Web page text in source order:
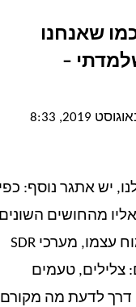
שאנחנו
–
יש אתגר נוסף: כפי
מהחושים השונים
ולפעמים מאזורים שונים במוח עצמו, מערכי SDR
צלילים, טעמים
דרך לדעת מה מקורם